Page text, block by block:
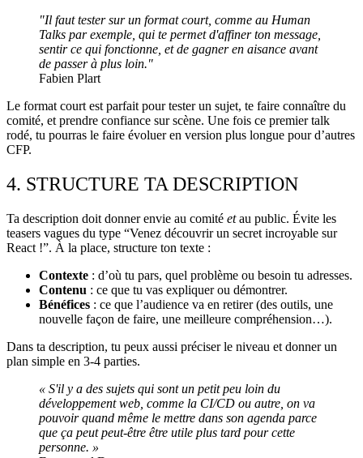
"Il faut tester sur un format court, comme au Human
Talks par exemple, qui te permet d'affiner ton message,
sentir ce qui fonctionne, et de gagner en aisance avant
de passer à plus loin."
Fabien Plart
Le format court est parfait pour tester un sujet, te faire connaître du
comité, et prendre confiance sur scène. Une fois ce premier talk
rodé, tu pourras le faire évoluer en version plus longue pour d’autres
CFP.
4. STRUCTURE TA DESCRIPTION
Ta description doit donner envie au comité etau public. Évite les
teasers vagues du type “Venez découvrir un secret incroyable sur
React !”. À la place, structure ton texte :
Contexte : d’où tu pars, quel problème ou besoin tu adresses.
Contenu : ce que tu vas expliquer ou démontrer.
Bénéfices : ce que l’audience va en retirer (des outils, une
nouvelle façon de faire, une meilleure compréhension…).
Dans ta description, tu peux aussi préciser le niveau et donner un
plan simple en 3-4 parties.
« S'il y a des sujets qui sont un petit peu loin du
développement web, comme la CI/CD ou autre, on va
pouvoir quand même le mettre dans son agenda parce
que ça peut peut-être être utile plus tard pour cette
personne. »